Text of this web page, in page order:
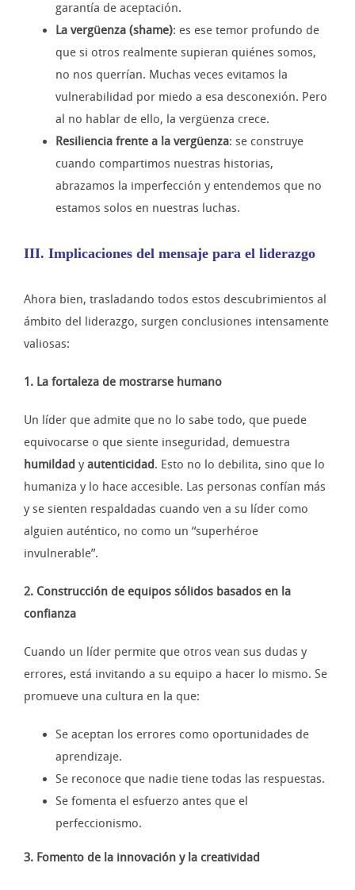
garantía de aceptación.
La vergüenza (shame): es ese temor profundo de
que si otros realmente supieran quiénes somos,
no nos querrían. Muchas veces evitamos la
vulnerabilidad por miedo a esa desconexión. Pero
al no hablar de ello, la vergüenza crece.
Resiliencia frente a la vergüenza: se construye
cuando compartimos nuestras historias,
abrazamos la imperfección y entendemos que no
estamos solos en nuestras luchas.
III. Implicaciones del mensaje para el liderazgo
Ahora bien, trasladando todos estos descubrimientos al
ámbito del liderazgo, surgen conclusiones intensamente
valiosas:
1. La fortaleza de mostrarse humano
Un líder que admite que no lo sabe todo, que puede
equivocarse o que siente inseguridad, demuestra
humildad y autenticidad. Esto no lo debilita, sino que lo
humaniza y lo hace accesible. Las personas confían más
y se sienten respaldadas cuando ven a su líder como
alguien auténtico, no como un “superhéroe
invulnerable”.
2. Construcción de equipos sólidos basados en la
confianza
Cuando un líder permite que otros vean sus dudas y
errores, está invitando a su equipo a hacer lo mismo. Se
promueve una cultura en la que:
Se aceptan los errores como oportunidades de
aprendizaje.
Se reconoce que nadie tiene todas las respuestas.
Se fomenta el esfuerzo antes que el
perfeccionismo.
3. Fomento de la innovación y la creatividad